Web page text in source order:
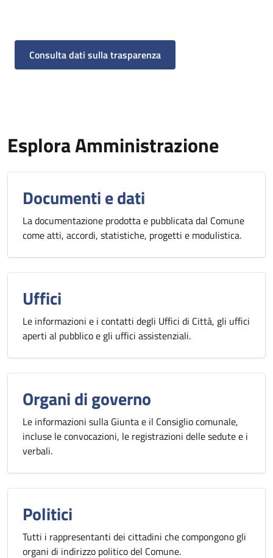
Consulta dati sulla trasparenza
Esplora Amministrazione
Documenti e dati
La documentazione prodotta e pubblicata dal Comune
come atti, accordi, statistiche, progetti e modulistica.
Uffici
Le informazioni e i contatti degli Uffici di Città, gli uffici
aperti al pubblico e gli uffici assistenziali.
Organi di governo
Le informazioni sulla Giunta e il Consiglio comunale,
incluse le convocazioni, le registrazioni delle sedute e i
verbali.
Politici
Tutti i rappresentanti dei cittadini che compongono gli
organi di indirizzo politico del Comune.